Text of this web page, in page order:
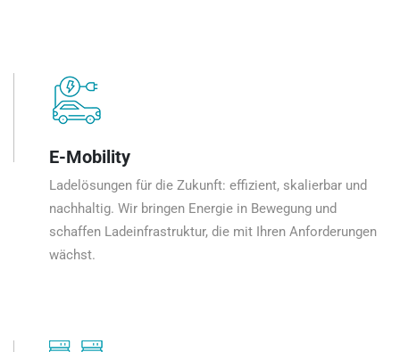
E-Mobility
Ladelösungen für die Zukunft: effizient, skalierbar und
nachhaltig. Wir bringen Energie in Bewegung und
schaffen Ladeinfrastruktur, die mit Ihren Anforderungen
wächst.